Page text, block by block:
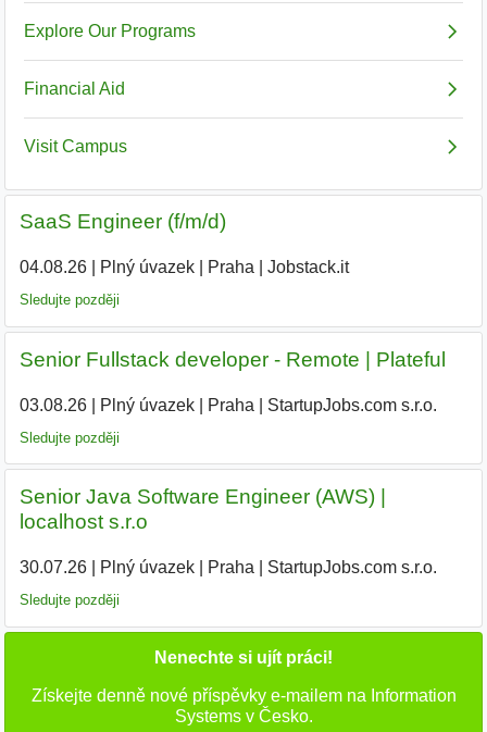
SaaS Engineer (f/m/d)
04.08.26| Plný úvazek| Praha Jobstack.it
Sledujte později
Senior Fullstack developer - Remote | Plateful
03.08.26| Plný úvazek| Praha StartupJobs.com s.r.o.
Sledujte později
Senior Java Software Engineer (AWS) |
localhost s.r.o
30.07.26| Plný úvazek| Praha StartupJobs.com s.r.o.
Sledujte později
Nenechte si ujít práci!
Získejte denně nové příspěvky e-mailem na Information
Systems v Česko.